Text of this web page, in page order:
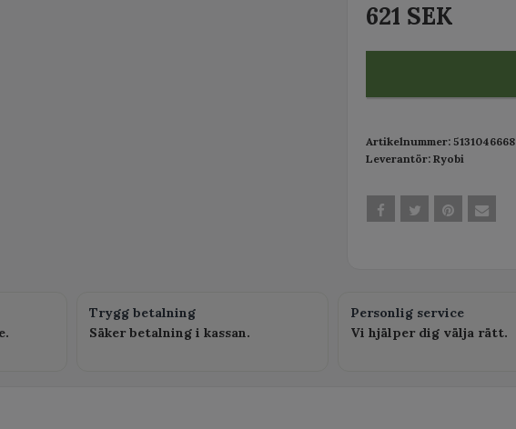
621 SEK
Artikelnummer: 5131046668
Leverantör: Ryobi
Trygg betalning
Säker betalning i kassan.
Personlig service
Vi hjälper dig välja rätt.